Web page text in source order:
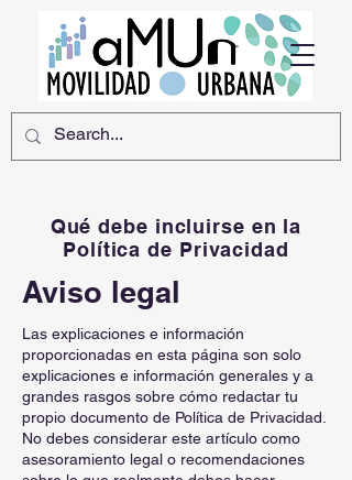
Qué debe incluirse en la
Política de Privacidad
Aviso legal
Las explicaciones e información
proporcionadas en esta página son solo
explicaciones e información generales y a
grandes rasgos sobre cómo redactar tu
propio documento de Política de Privacidad.
No debes considerar este artículo como
asesoramiento legal o recomendaciones